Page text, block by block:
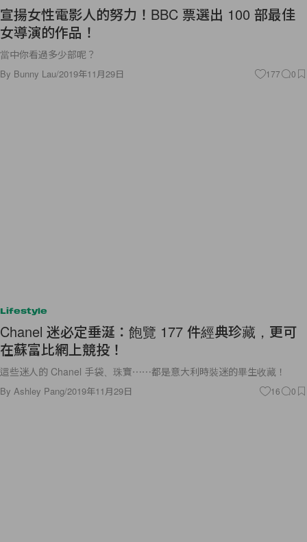
宣揚女性電影人的努力！BBC 票選出 100 部最佳
女導演的作品！
當中你看過多少部呢？
By Bunny Lau/2019年11月29日 177 0
Lifestyle
Chanel 迷必定垂涎：飽覽 177 件經典珍藏，更可
在蘇富比網上競投！
這些迷人的 Chanel 手袋、珠寶⋯⋯都是意大利時裝迷的畢生收藏！
By Ashley Pang/2019年11月29日 16 0